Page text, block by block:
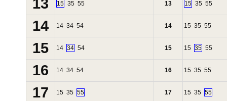
13 15 35 55 13 15 35 55
14 14 34 54 14 15 35 55
15 14 34 54 15 15 35 55
16 14 34 54 16 15 35 55
17 15 35 55 17 15 35 55